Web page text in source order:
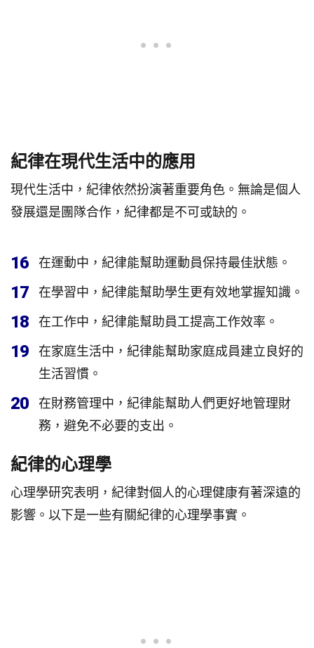
紀律在現代生活中的應用
現代生活中，紀律依然扮演著重要角色。無論是個人
發展還是團隊合作，紀律都是不可或缺的。
16 在運動中，紀律能幫助運動員保持最佳狀態。
17 在學習中，紀律能幫助學生更有效地掌握知識。
18 在工作中，紀律能幫助員工提高工作效率。
19
在家庭生活中，紀律能幫助家庭成員建立良好的
生活習慣。
20
在財務管理中，紀律能幫助人們更好地管理財
務，避免不必要的支出。
紀律的心理學
心理學研究表明，紀律對個人的心理健康有著深遠的
影響。以下是一些有關紀律的心理學事實。